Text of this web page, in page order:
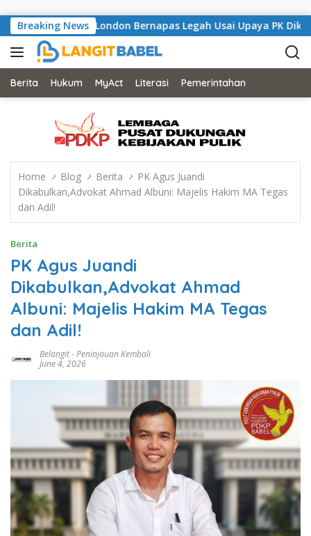
Breaking News
Asal London Bernapas Legah Usai Upaya PK Dikabulkan
Berita Hukum MyAct Literasi Pemerintahan
Home Blog Berita
PK Agus Juandi
Dikabulkan,Advokat Ahmad Albuni: Majelis Hakim MA Tegas
dan Adil!
Berita
PK Agus Juandi
Dikabulkan,Advokat Ahmad
Albuni: Majelis Hakim MA Tegas
dan Adil!
Belangit-Peninjauan Kembali
June 4, 2026